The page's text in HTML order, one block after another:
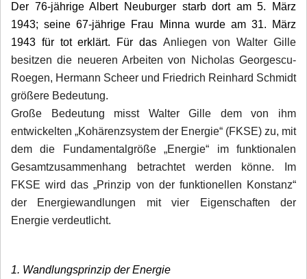
Der 76-jährige Albert Neuburger starb dort am 5. März
1943; seine 67-jährige Frau Minna wurde am 31. März
1943 für tot erklärt. Für das Anliegen von Walter Gille
besitzen die neueren Arbeiten von Nicholas Georgescu-
Roegen, Hermann Scheer und Friedrich Reinhard Schmidt
größere Bedeutung.
Große Bedeutung misst Walter Gille dem von ihm
entwickelten „Kohärenzsystem der Energie“ (FKSE) zu, mit
dem die Fundamentalgröße „Energie“ im funktionalen
Gesamtzusammenhang betrachtet werden könne. Im
FKSE wird das „Prinzip von der funktionellen Konstanz“
der Energiewandlungen mit vier Eigenschaften der
Energie verdeutlicht.
1. Wandlungsprinzip der Energie